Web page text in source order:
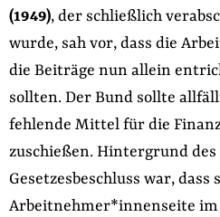
(1949), der schließlich
wurde, sah vor, dass die
die Beiträge nun allein
sollten. Der Bund sollte
fehlende Mittel für die
zuschießen. Hintergrund des
Gesetzesbeschluss war, dass
Arbeitnehmer*innenseite im